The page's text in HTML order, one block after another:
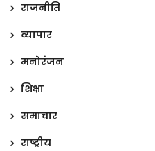
राजनीति
व्यापार
मनोरंजन
शिक्षा
समाचार
राष्ट्रीय